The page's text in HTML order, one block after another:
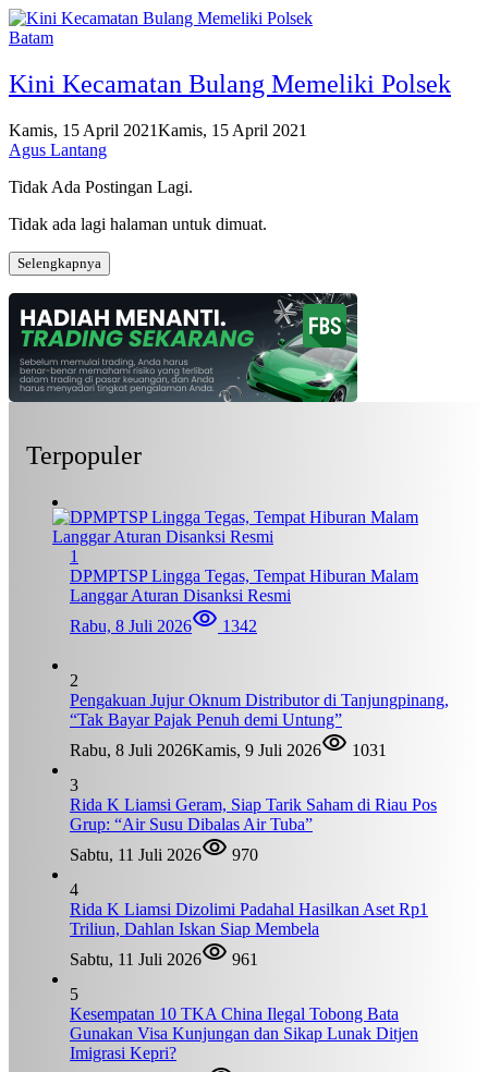
Batam
Kini Kecamatan Bulang Memeliki Polsek
Kamis, 15 April 2021Kamis, 15 April 2021
Agus Lantang
Tidak Ada Postingan Lagi.
Tidak ada lagi halaman untuk dimuat.
Selengkapnya
Terpopuler
1
DPMPTSP Lingga Tegas, Tempat Hiburan Malam
Langgar Aturan Disanksi Resmi
Rabu, 8 Juli 2026
1342
2
Pengakuan Jujur Oknum Distributor di Tanjungpinang,
“Tak Bayar Pajak Penuh demi Untung”
Rabu, 8 Juli 2026Kamis, 9 Juli 2026
1031
3
Rida K Liamsi Geram, Siap Tarik Saham di Riau Pos
Grup: “Air Susu Dibalas Air Tuba”
Sabtu, 11 Juli 2026
970
4
Rida K Liamsi Dizolimi Padahal Hasilkan Aset Rp1
Triliun, Dahlan Iskan Siap Membela
Sabtu, 11 Juli 2026
961
5
Kesempatan 10 TKA China Ilegal Tobong Bata
Gunakan Visa Kunjungan dan Sikap Lunak Ditjen
Imigrasi Kepri?